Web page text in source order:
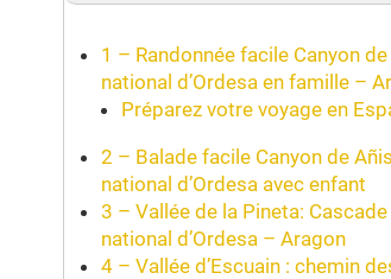
1 – Randonnée facile Canyon
national d’Ordesa en famille –
Préparez votre voyage en
2 – Balade facile Canyon de
national d’Ordesa avec enfant
3 – Vallée de la Pineta:
national d’Ordesa – Aragon
4 – Vallée d’Escuain : chemin